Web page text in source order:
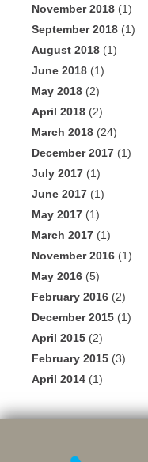
November 2018 (1)
September 2018 (1)
August 2018 (1)
June 2018 (1)
May 2018 (2)
April 2018 (2)
March 2018 (24)
December 2017 (1)
July 2017 (1)
June 2017 (1)
May 2017 (1)
March 2017 (1)
November 2016 (1)
May 2016 (5)
February 2016 (2)
December 2015 (1)
April 2015 (2)
February 2015 (3)
April 2014 (1)